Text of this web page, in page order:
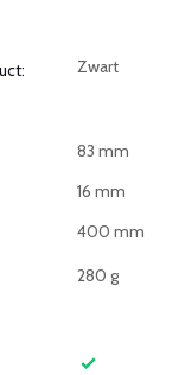
Zwart
83 mm
16 mm
400 mm
280 g